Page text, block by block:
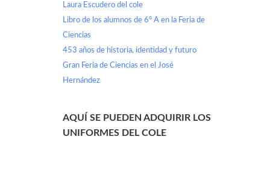
Laura Escudero del cole
Libro de los alumnos de 6° A en la Feria de
Ciencias
453 años de historia, identidad y futuro
Gran Feria de Ciencias en el José
Hernández
AQUÍ SE PUEDEN ADQUIRIR LOS
UNIFORMES DEL COLE